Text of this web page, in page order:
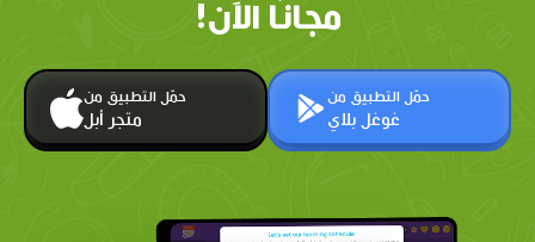
مجانًا الآن!
حمّل التطبيق من
متجر أبل
حمّل التطبيق من
غوغل بلاي